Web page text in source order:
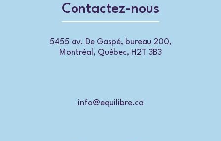
Contactez-nous
5455 av. De Gaspé, bureau 200,
Montréal, Québec, H2T 3B3
info@equilibre.ca